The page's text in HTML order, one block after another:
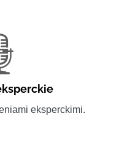
eksperckimi.